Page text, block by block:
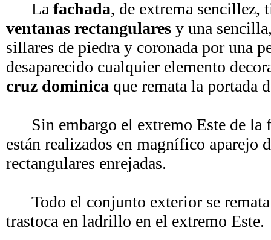
La fachada, de extrema sencillez,
ventanas rectangulares y una
sillares de piedra y coronada por una
desaparecido cualquier elemento
cruz dominica que remata la portada
Sin embargo el extremo Este de la
están realizados en magnífico aparejo
rectangulares enrejadas.
Todo el conjunto exterior se
trastoca en ladrillo en el extremo Este.